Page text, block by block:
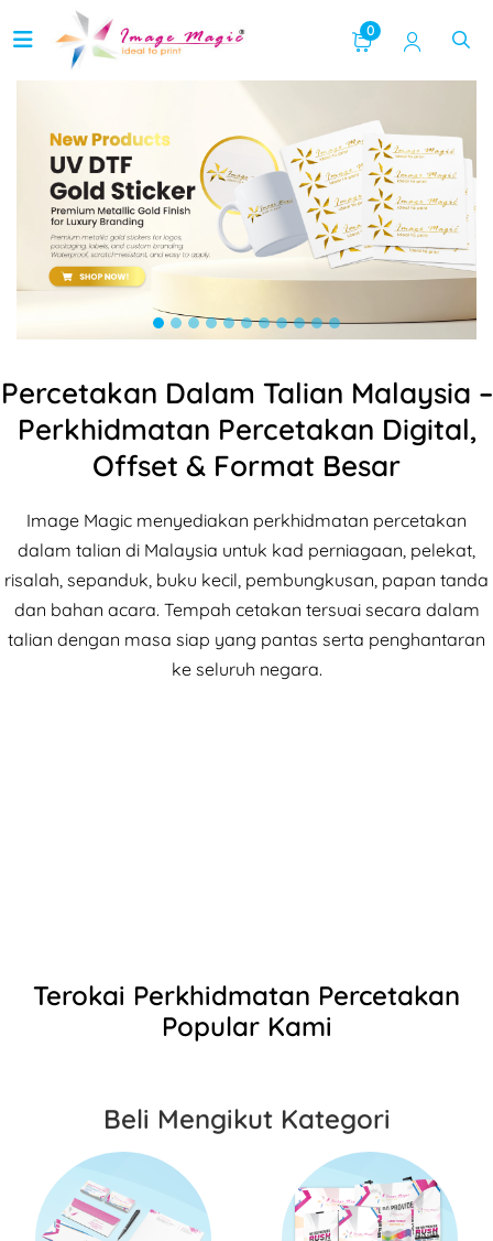
0
Percetakan Dalam Talian Malaysia –
Perkhidmatan Percetakan Digital,
Offset & Format Besar
Image Magic menyediakan perkhidmatan percetakan
dalam talian di Malaysia untuk kad perniagaan, pelekat,
risalah, sepanduk, buku kecil, pembungkusan, papan tanda
dan bahan acara. Tempah cetakan tersuai secara dalam
talian dengan masa siap yang pantas serta penghantaran
ke seluruh negara.
Terokai Perkhidmatan Percetakan
Popular Kami
Beli Mengikut Kategori